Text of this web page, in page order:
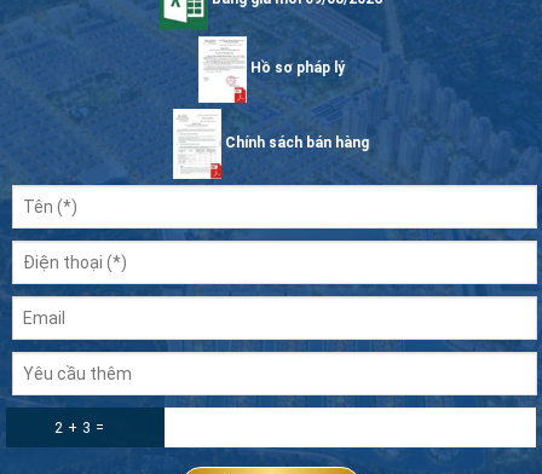
Hồ sơ pháp lý
Chính sách bán hàng
2 + 3 =